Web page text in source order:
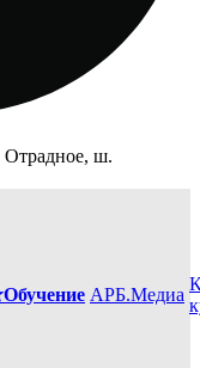
Отрадное, ш.
АРБ.Медиа